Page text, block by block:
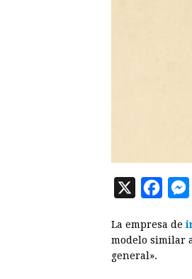
X
c
La empresa de
modelo similar
general».